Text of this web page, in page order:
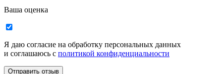
Ваша оценка
Я даю согласие на обработку персональных данных
и соглашаюсь c политикой конфиденциальности
Отправить отзыв